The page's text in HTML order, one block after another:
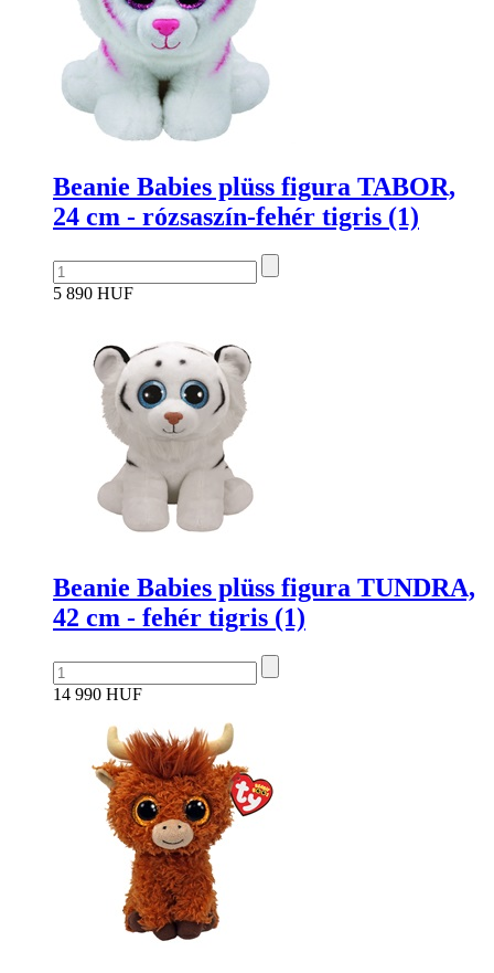
Beanie Babies plüss figura TABOR,
24 cm - rózsaszín-fehér tigris (1)
5 890 HUF
Beanie Babies plüss figura TUNDRA,
42 cm - fehér tigris (1)
14 990 HUF